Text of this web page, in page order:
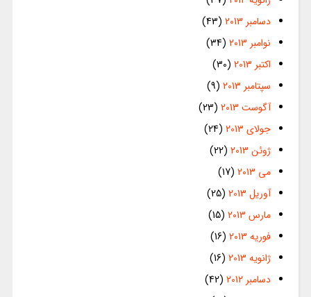
دسامبر 2013
(43)
نوامبر 2013
(34)
اکتبر 2013
(30)
سپتامبر 2013
(9)
آگوست 2013
(23)
جولای 2013
(24)
ژوئن 2013
(22)
می 2013
(17)
آوریل 2013
(25)
مارس 2013
(15)
فوریه 2013
(16)
ژانویه 2013
(16)
دسامبر 2012
(42)